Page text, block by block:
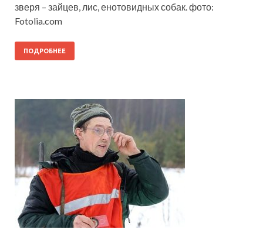
зверя – зайцев, лис, енотовидных собак. фото:
Fotolia.com
ПОДРОБНЕЕ